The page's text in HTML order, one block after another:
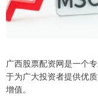
广西股票配资网是一个
于为广大投资者提供优
增值。